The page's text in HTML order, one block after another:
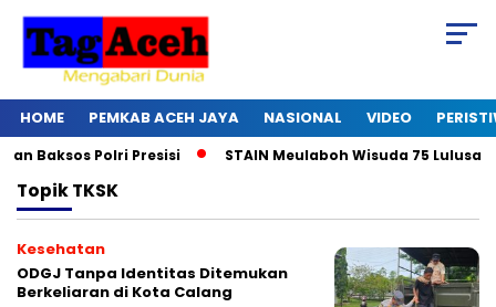
HOME PEMKAB ACEH JAYA NASIONAL VIDEO
Baksos Polri Presisi STAIN Meulaboh Wisuda 75 Lulusan
TopikTKSK
Kesehatan
ODGJ Tanpa Identitas Ditemukan
Berkeliaran di Kota Calang